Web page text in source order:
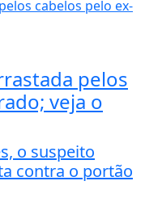
pelos
veja o
o suspeito
contra o portão